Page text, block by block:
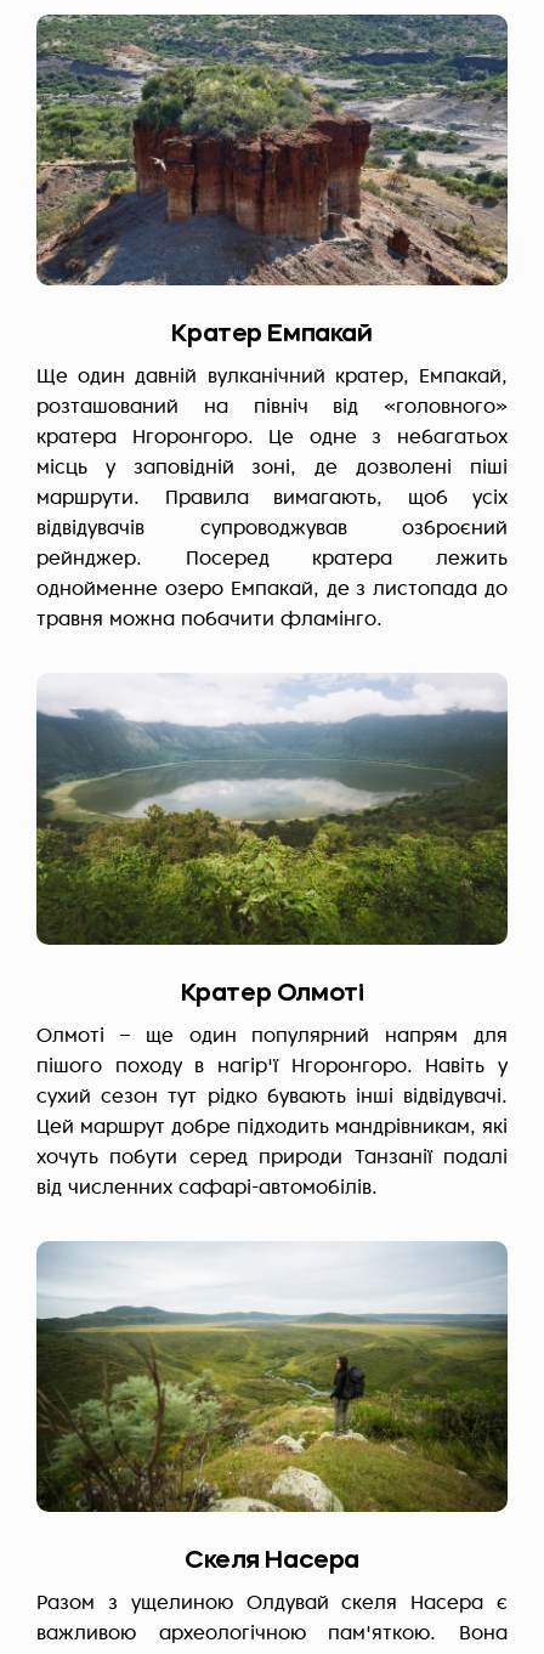
Кратер Емпакай
Ще один давній вулканічний кратер, Емпакай,
розташований на північ від «головного»
кратера Нгоронгоро. Це одне з небагатьох
місць у заповідній зоні, де дозволені піші
маршрути. Правила вимагають, щоб усіх
відвідувачів супроводжував озброєний
рейнджер. Посеред кратера лежить
однойменне озеро Емпакай, де з листопада до
травня можна побачити фламінго.
Кратер Олмоті
Олмоті – ще один популярний напрям для
пішого походу в нагір'ї Нгоронгоро. Навіть у
сухий сезон тут рідко бувають інші відвідувачі.
Цей маршрут добре підходить мандрівникам, які
хочуть побути серед природи Танзанії подалі
від численних сафарі-автомобілів.
Скеля Насера
Разом з ущелиною Олдувай скеля Насера є
важливою археологічною пам'яткою. Вона